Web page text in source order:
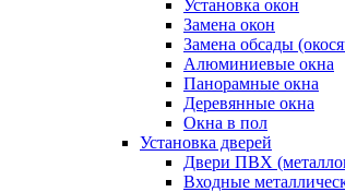
Установка окон
Замена окон
Замена обсады
Алюминиевые окна
Панорамные окна
Деревянные окна
Окна в пол
Установка дверей
Двери ПВХ
Входные